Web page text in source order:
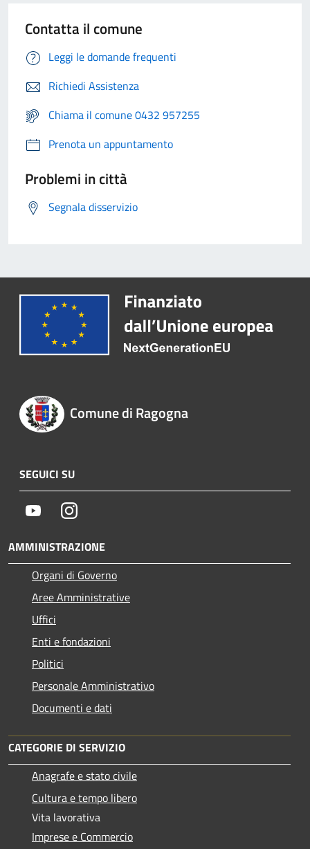
Contatta il comune
Leggi le domande frequenti
Richiedi Assistenza
Chiama il comune 0432 957255
Prenota un appuntamento
Problemi in città
Segnala disservizio
Comune di Ragogna
SEGUICI SU
YoutubeInstagram
AMMINISTRAZIONE
Organi di Governo
Aree Amministrative
Uffici
Enti e fondazioni
Politici
Personale Amministrativo
Documenti e dati
CATEGORIE DI SERVIZIO
Anagrafe e stato civile
Cultura e tempo libero
Vita lavorativa
Imprese e Commercio